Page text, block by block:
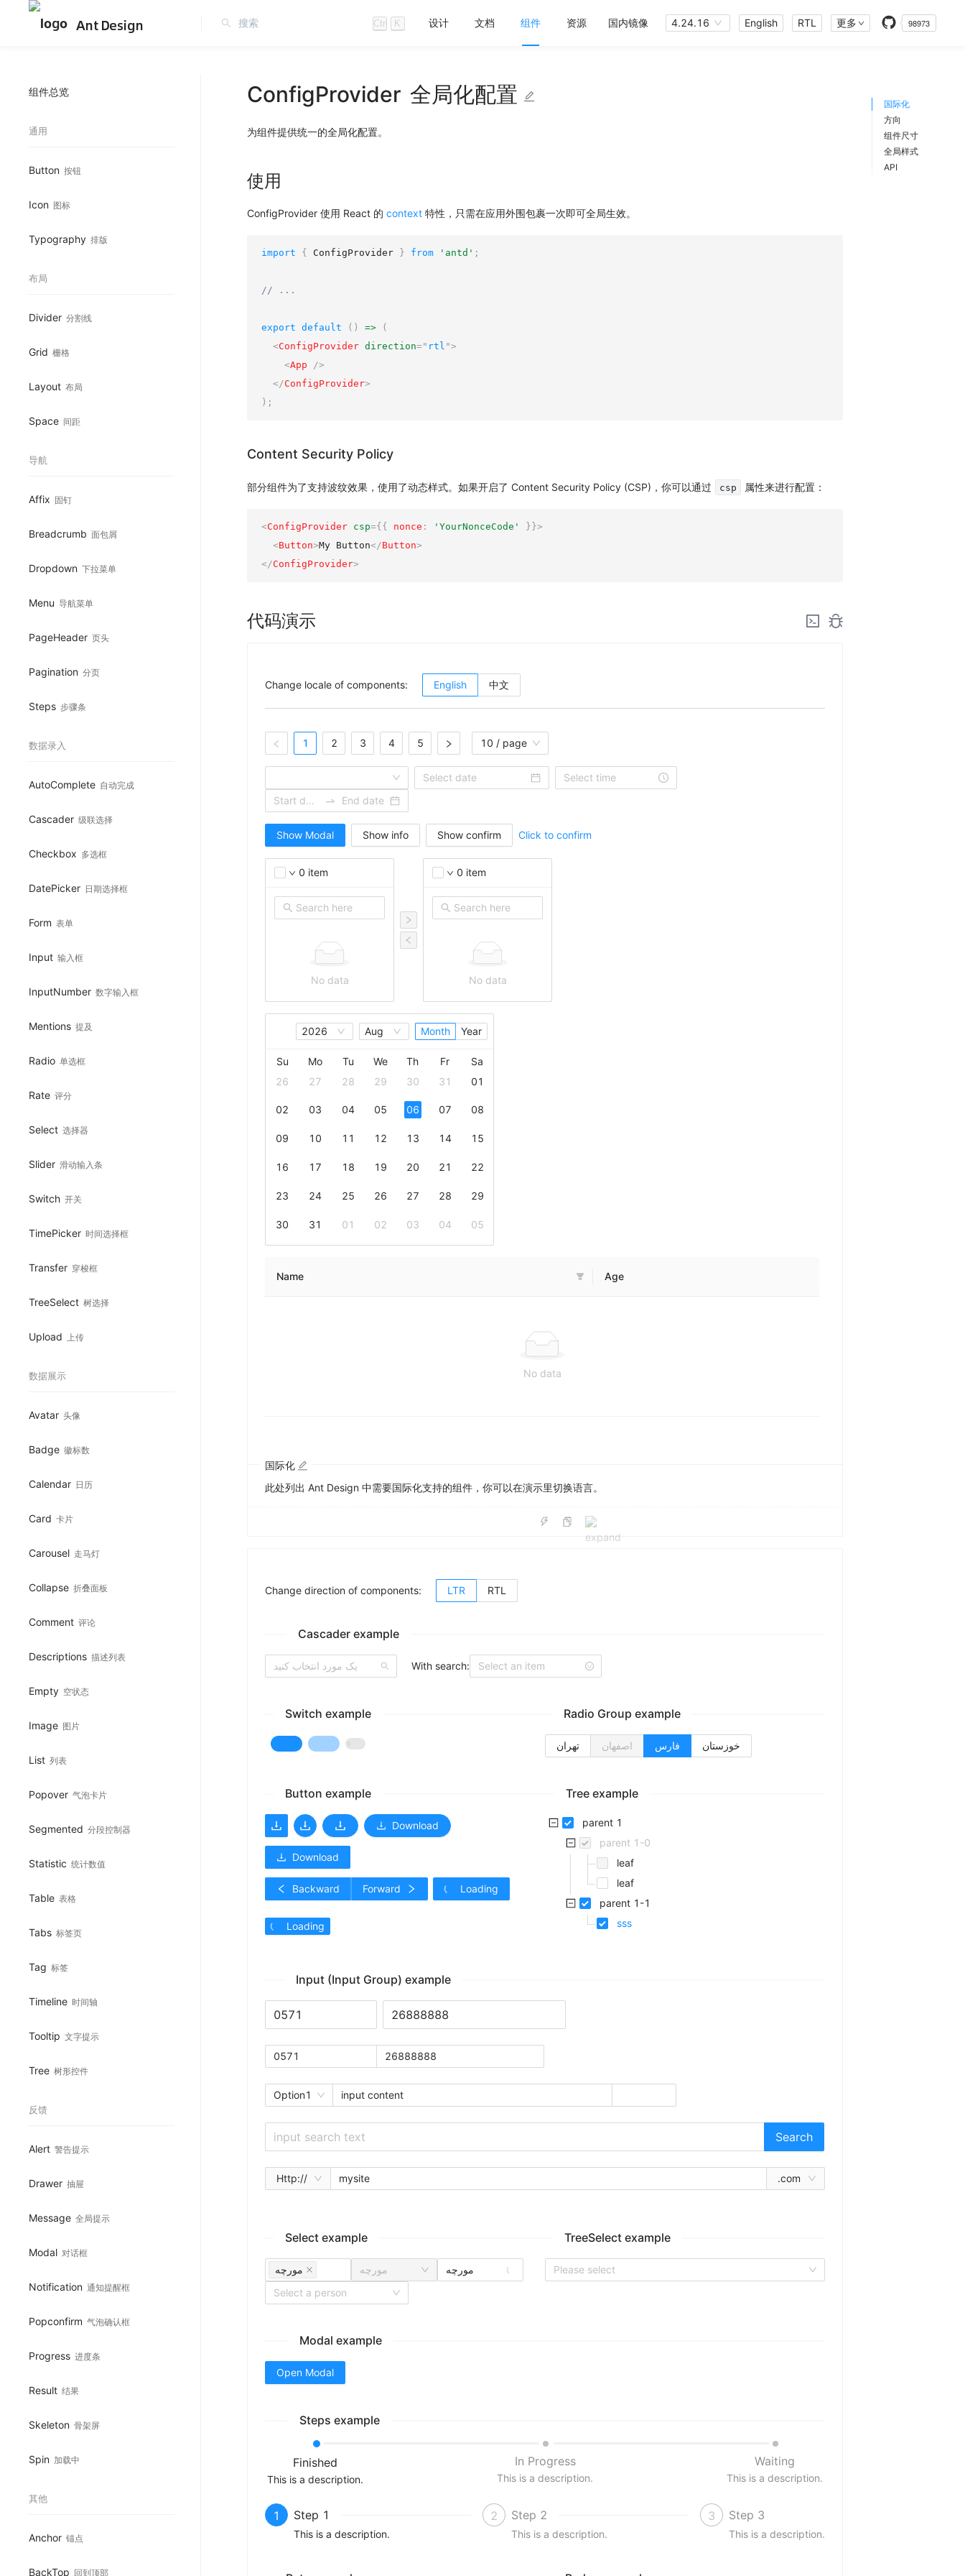
Ant Design Ctrl K 设计 文档 组件 资源 国内镜像 4.24.16 English RTL 更多 98973
组件总览
通用
Button 按钮
Icon 图标
Typography 排版
布局
Divider 分割线
Grid 栅格
Layout 布局
Space 间距
导航
Affix 固钉
Breadcrumb 面包屑
Dropdown 下拉菜单
Menu 导航菜单
PageHeader 页头
Pagination 分页
Steps 步骤条
数据录入
AutoComplete 自动完成
Cascader 级联选择
Checkbox 多选框
DatePicker 日期选择框
Form 表单
Input 输入框
InputNumber 数字输入框
Mentions 提及
Radio 单选框
Rate 评分
Select 选择器
Slider 滑动输入条
Switch 开关
TimePicker 时间选择框
Transfer 穿梭框
TreeSelect 树选择
Upload 上传
数据展示
Avatar 头像
Badge 徽标数
Calendar 日历
Card 卡片
Carousel 走马灯
Collapse 折叠面板
Comment 评论
Descriptions 描述列表
Empty 空状态
Image 图片
List 列表
Popover 气泡卡片
Segmented 分段控制器
Statistic 统计数值
Table 表格
Tabs 标签页
Tag 标签
Timeline 时间轴
Tooltip 文字提示
Tree 树形控件
反馈
Alert 警告提示
Drawer 抽屉
Message 全局提示
Modal 对话框
Notification 通知提醒框
Popconfirm 气泡确认框
Progress 进度条
Result 结果
Skeleton 骨架屏
Spin 加载中
其他
Anchor 锚点
BackTop 回到顶部
国际化
方向
组件尺寸
全局样式
API
ConfigProvider 全局化配置
为组件提供统一的全局化配置。
使用
ConfigProvider 使用 React 的 context 特性，只需在应用外围包裹一次即可全局生效。
import { ConfigProvider } from 'antd' ;
// ...
export default ( ) =>
(
<ConfigProvider direction=" rtl ">
<App
/>
</ConfigProvider>
) ;
Content Security Policy
部分组件为了支持波纹效果，使用了动态样式。如果开启了 Content Security Policy (CSP)，你可以通过 csp 属性来进行配置：
<ConfigProvider csp={{ nonce : 'YourNonceCode' }}>
<Button>My Button</Button>
</ConfigProvider>
代码演示
Change locale of components: English 中文
1 2 3 4 5 10 / page
Show Modal Show info Show confirm Click to confirm
0 item
No data
0 item
No data
2026 Aug Month Year
Su Mo Tu We Th Fr
Sa
26
27 28 29 30 31 01
02 03 04 05 06 07 08
09 10 11 12 13 14 15
16 17 18 19 20 21 22
23 24 25 26 27 28 29
30 31 01 02 03 04 05
Name Age
No data
国际化
此处列出 Ant Design 中需要国际化支持的组件，你可以在演示里切换语言。
Change direction of components: LTR RTL
Cascader example
یک مورد انتخاب کنید With search: Select an item
Switch example Radio Group example
تهران اصفهان فارس خوزستان
Button example
Download
Download
Backward Forward Loading
Loading
Tree example
parent 1
parent 1-0
leaf
leaf
parent 1-1
sss
Input (Input Group) example
Option1
Search
Http:// .com
Select example
مورچه مورچه
مورچه
Select a person
TreeSelect example
Please select
Modal example
Open Modal
Steps example
Finished
This is a description.
In Progress
This is a description.
Waiting
This is a description.
1 Step 1
This is a description.
2 Step 2
This is a description.
3 Step 3
This is a description.